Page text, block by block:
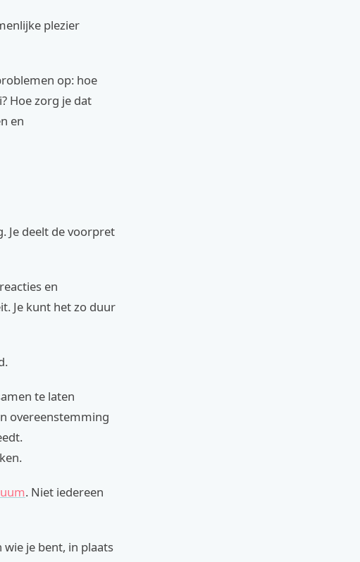
plezier
op: hoe
Hoe zorg je dat
en
Je deelt de voorpret
en
Je kunt het zo duur
te laten
overeenstemming
. Niet iedereen
je bent, in plaats